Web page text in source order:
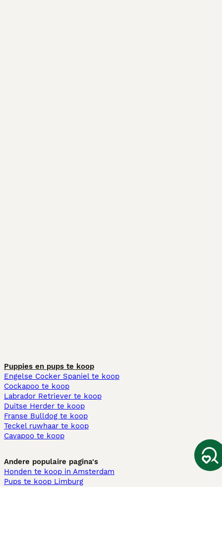
Puppies en pups te koop
Engelse Cocker Spaniel te koop
Cockapoo te koop
Labrador Retriever te koop
Duitse Herder te koop
Franse Bulldog te koop
Teckel ruwhaar te koop
Cavapoo te koop
Andere populaire pagina's
Honden te koop in Amsterdam
Pups te koop Limburg​